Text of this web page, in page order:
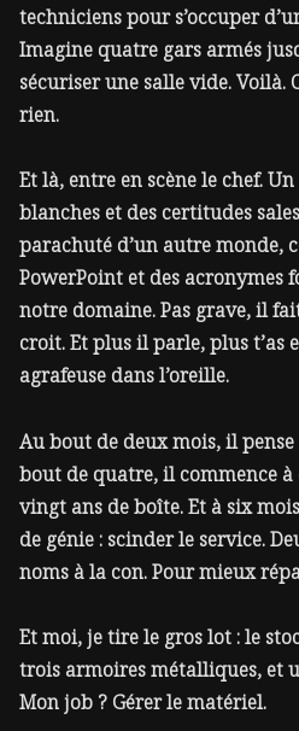
techniciens pour s’occuper
Imagine quatre gars armés
sécuriser une salle vide. Voilà.
rien.
Et là, entre en scène le chef.
blanches et des certitudes
parachuté d’un autre monde,
PowerPoint et des acronymes
notre domaine. Pas grave, il
croit. Et plus il parle, plus t’as
agrafeuse dans l’oreille.
Au bout de deux mois, il
bout de quatre, il commence
vingt ans de boîte. Et à six
de génie : scinder le service.
noms à la con. Pour mieux
Et moi, je tire le gros lot : le
trois armoires métalliques, et
Mon job ? Gérer le matériel.